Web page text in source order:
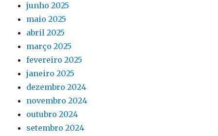
junho 2025
maio 2025
abril 2025
março 2025
fevereiro 2025
janeiro 2025
dezembro 2024
novembro 2024
outubro 2024
setembro 2024